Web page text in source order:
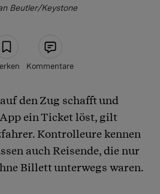
Beutler/Keystone
Kommentare
den Zug schafft und
ein Ticket löst, gilt
Kontrolleure kennen
auch Reisende, die nur
Billett unterwegs waren.